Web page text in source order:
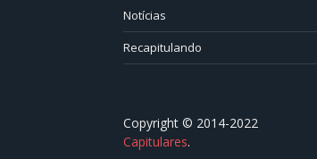
Notícias
Recapitulando
Copyright © 2014-2022
Capitulares.⠀⠀⠀⠀⠀⠀⠀⠀⠀⠀⠀⠀⠀⠀⠀